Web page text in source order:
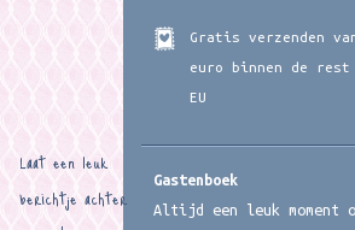
Gratis verzenden
euro binnen de rest
EU
Gastenboek
Altijd een leuk moment
Laat een leuk
berichtje achter